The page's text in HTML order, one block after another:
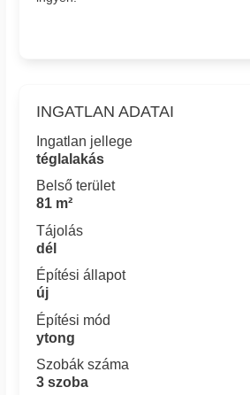
INGATLAN ADATAI
Ingatlan jellege
téglalakás
Belső terület
81 m²
Tájolás
dél
Építési állapot
új
Építési mód
ytong
Szobák száma
3 szoba